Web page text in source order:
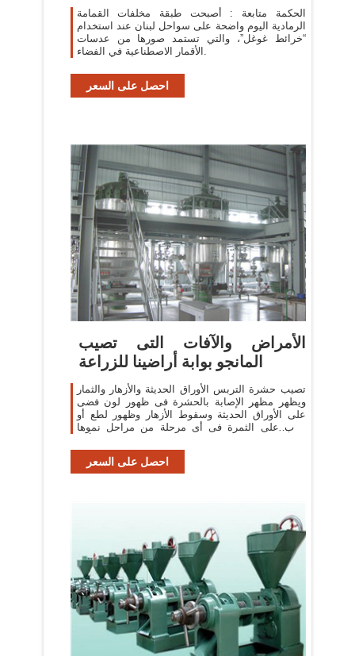
الحكمة متابعة : أصبحت طبقة مخلفات القمامة
الرمادية اليوم واضحة على سواحل لبنان عند استخدام
“خرائط غوغل”، والتي تستمد صورها من عدسات
الأقمار الاصطناعية في الفضاء.
احصل على السعر
الأمراض والآفات التى تصيب
المانجو بوابة أراضينا للزراعة
تصيب حشرة التربس الأوراق الحديثة والأزهار والثمار
ويظهر مظهر الإصابة بالحشرة فى ظهور لون فضى
على الأوراق الحديثة وسقوط الأزهار وظهور لطع أو
جرب على الثمرة فى أى مرحلة من مراحل نموها
احصل على السعر